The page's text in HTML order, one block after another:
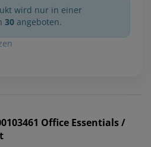
wird nur in einer
30 angeboten.
Office Essentials /